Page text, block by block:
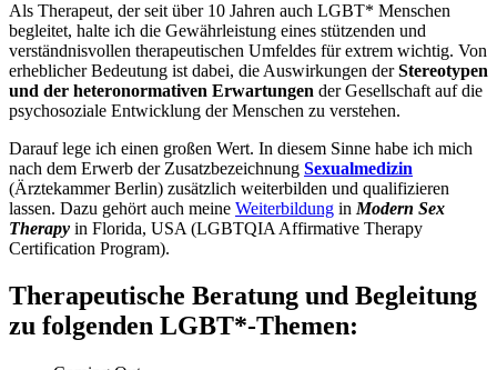
Als Therapeut, der seit über 10 Jahren auch LGBT* Menschen
begleitet, halte ich die Gewährleistung eines stützenden und
verständnisvollen therapeutischen Umfeldes für extrem wichtig. Von
erheblicher Bedeutung ist dabei, die Auswirkungen derStereotypen
und der heteronormativen Erwartungen der Gesellschaft auf die
psychosoziale Entwicklung der Menschen zu verstehen.
Darauf lege ich einen großen Wert. In diesem Sinne habe ich mich
nach dem Erwerb der Zusatzbezeichnung Sexualmedizin
(Ärztekammer Berlin) zusätzlich weiterbilden und qualifizieren
lassen. Dazu gehört auch meine Weiterbildung in Modern Sex
Therapy in Florida, USA (LGBTQIA Affirmative Therapy
Certification Program).
Therapeutische Beratung und Begleitung
zu folgenden LGBT*-Themen: